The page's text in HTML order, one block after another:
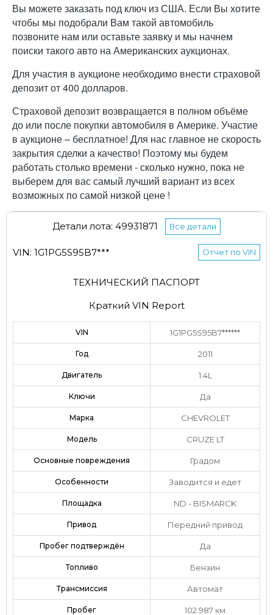
Вы можете заказать под ключ из США. Если Вы хотите
чтобы мы подобрали Вам такой автомобиль
позвоните нам или оставьте заявку и мы начнем
поиски такого авто на Американских аукционах.
Для участия в аукционе необходимо внести страховой
депозит от 400 долларов.
Страховой депозит возвращается в полном объёме
до или после покупки автомобиля в Америке. Участие
в аукционе – бесплатное! Для нас главное не скорость
закрытия сделки а качество! Поэтому мы будем
работать столько времени - сколько нужно, пока не
выберем для вас самый лучший вариант из всех
возможных по самой низкой цене !
Детали лота: 49931871 Все детали
VIN: 1G1PG5S95B7*** Отчет по VIN
ТЕХНИЧЕСКИЙ ПАСПОРТ
Краткий VIN Report
VIN 1G1PG5S95B7******
Год 2011
Двигатель 1.4L
Ключи Да
Марка CHEVROLET
Модель CRUZE LT
Основные повреждения Градом
Особенности Заводится и едет
Площадка ND - BISMARCK
Привод Передний привод
Пробег подтверждён Да
Топливо Бензин
Трансмиссия Автомат
Пробег 102.987 км